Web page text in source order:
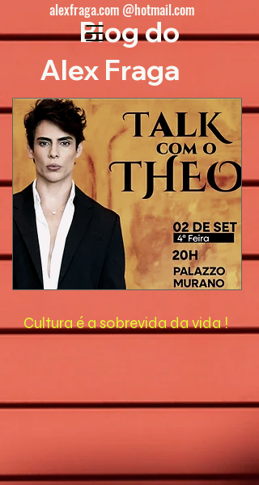
Cultura é a sobrevida da vida !
Blog do
Alex Fraga
alexfraga.com @hotmail.com